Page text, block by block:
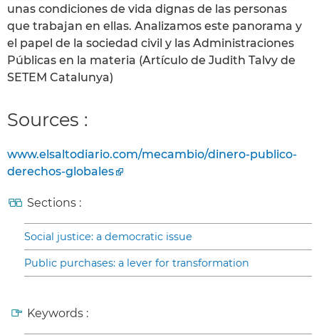
unas condiciones de vida dignas de las personas
que trabajan en ellas. Analizamos este panorama y
el papel de la sociedad civil y las Administraciones
Públicas en la materia (Artículo de Judith Talvy de
SETEM Catalunya)
Sources :
www.elsaltodiario.com/mecambio/dinero-publico-
derechos-globales
Sections :
Social justice: a democratic issue
Public purchases: a lever for transformation
Keywords :